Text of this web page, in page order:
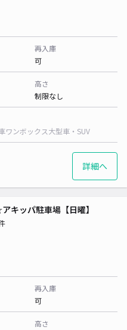
再入庫
可
高さ
制限なし
ワンボックス大型車・SUV
詳細へ
キッパ駐車場【日曜】
再入庫
可
高さ